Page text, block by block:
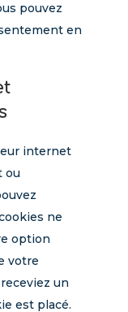
pouvez
en
internet
ou
ne
option
votre
un
est placé.